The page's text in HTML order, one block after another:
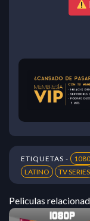
ETIQUETAS -
LATINO
TV SERIES
Peliculas